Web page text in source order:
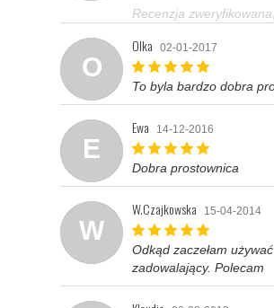
Recenzja
O
Olka 02-01-2017
To byla bardzo dobra
E
Ewa 14-12-2016
Dobra prostownica
W
W.Czajkowska 15-04-2014
Odkąd zaczełam
zadowalający. Polecam